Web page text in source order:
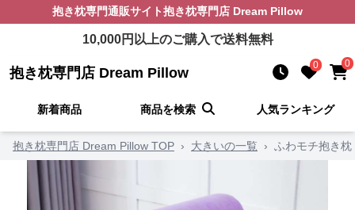
抱き枕専門通販サイト抱き枕専門店 Dream Pillow
10,000円以上のご購入で送料無料
抱き枕専門店 Dream Pillow 0 0
新着商品 商品を検索 人気ランキング
抱き枕専門店 Dream Pillow TOP › 大きいの一覧 › ふわモチ抱き